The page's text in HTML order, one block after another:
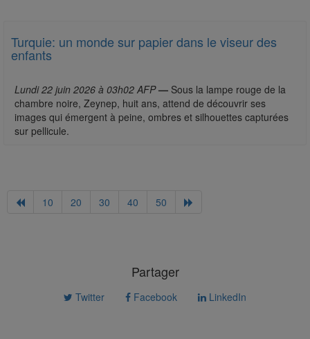
Turquie: un monde sur papier dans le viseur des
enfants
Lundi 22 juin 2026 à 03h02 AFP — Sous la lampe rouge de la
chambre noire, Zeynep, huit ans, attend de découvrir ses
images qui émergent à peine, ombres et silhouettes capturées
sur pellicule.
10 20 30 40 50
Partager
Twitter Facebook LinkedIn